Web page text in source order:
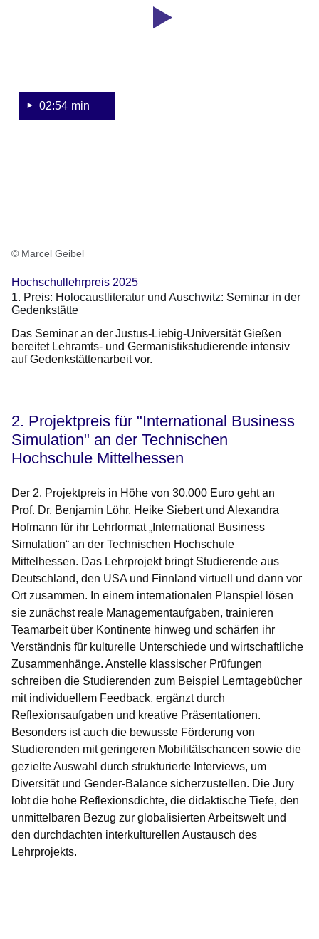
02:54 min
© Marcel Geibel
Hochschullehrpreis 2025
1. Preis: Holocaustliteratur und Auschwitz: Seminar in der
Gedenkstätte
Das Seminar an der Justus-Liebig-Universität Gießen
bereitet Lehramts- und Germanistikstudierende intensiv
auf Gedenkstättenarbeit vor.
2. Projektpreis für "International Business
Simulation" an der Technischen
Hochschule Mittelhessen
Der 2. Projektpreis in Höhe von 30.000 Euro geht an
Prof. Dr. Benjamin Löhr, Heike Siebert und Alexandra
Hofmann für ihr Lehrformat „International Business
Simulation“ an der Technischen Hochschule
Mittelhessen. Das Lehrprojekt bringt Studierende aus
Deutschland, den USA und Finnland virtuell und dann vor
Ort zusammen. In einem internationalen Planspiel lösen
sie zunächst reale Managementaufgaben, trainieren
Teamarbeit über Kontinente hinweg und schärfen ihr
Verständnis für kulturelle Unterschiede und wirtschaftliche
Zusammenhänge. Anstelle klassischer Prüfungen
schreiben die Studierenden zum Beispiel Lerntagebücher
mit individuellem Feedback, ergänzt durch
Reflexionsaufgaben und kreative Präsentationen.
Besonders ist auch die bewusste Förderung von
Studierenden mit geringeren Mobilitätschancen sowie die
gezielte Auswahl durch strukturierte Interviews, um
Diversität und Gender-Balance sicherzustellen. Die Jury
lobt die hohe Reflexionsdichte, die didaktische Tiefe, den
unmittelbaren Bezug zur globalisierten Arbeitswelt und
den durchdachten interkulturellen Austausch des
Lehrprojekts.